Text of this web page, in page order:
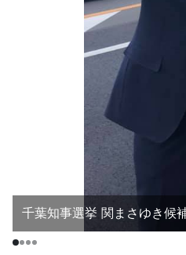
千葉知事選挙 関まさゆき候